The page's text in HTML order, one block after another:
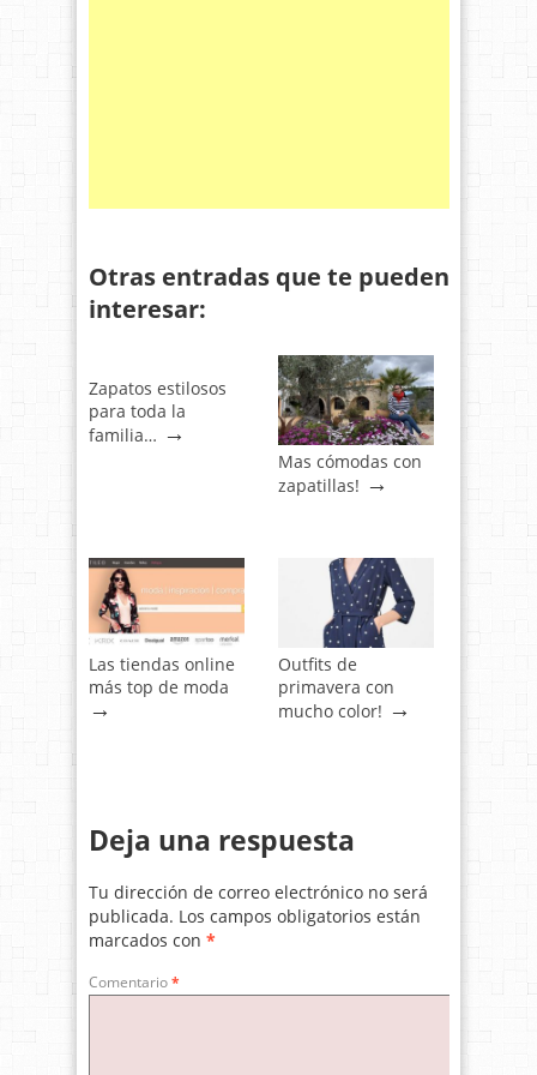
Otras entradas que te pueden
interesar:
Zapatos estilosos
para toda la
familia… →
Mas cómodas con
zapatillas! →
Las tiendas online
más top de moda
→
Outfits de
primavera con
mucho color! →
Deja una respuesta
Tu dirección de correo electrónico no será
publicada. Los campos obligatorios están
marcados con *
Comentario*